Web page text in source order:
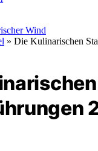
» Die Kulinarischen